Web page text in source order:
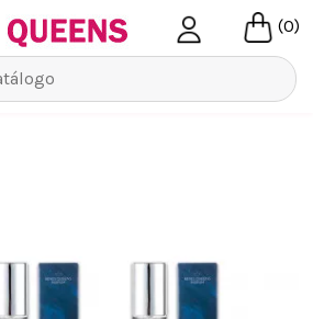
(0)